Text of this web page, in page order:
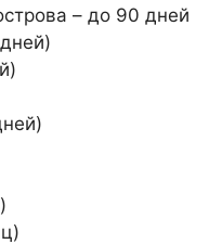
– до 90 дней